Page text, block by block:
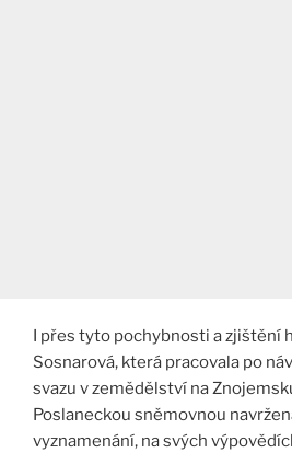
I přes tyto pochybnosti a zjištění
Sosnarová, která pracovala po
svazu v zemědělství na
Poslaneckou sněmovnou
vyznamenání, na svých